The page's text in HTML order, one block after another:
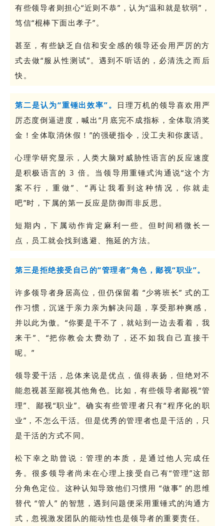
有些领导者则担心“近则不恭”，认为“温和就是软弱”，
笃信“棍棒下面出孝子”。
甚至，有些缺乏自信和安全感的领导还会用严厉的方
式去做“服从性测试”。遇到不听话的，必清洗之而后
快。
第二是认为“重锤出效率”。 日理万机的领导喜欢用严
厉态度倒逼进度，喊出“月底完不成指标，全体取消奖
金！全体取消休假！”的强硬指令，没工夫和你废话。
心理学研究显示，人类大脑对威胁性语言的反应速度
是积极语言的 3 倍。当领导用重锤式沟通说“这个方
案不行，重做”、“再让我看到这种情况，你就走
吧”时，下属的第一反应是防御而非反思。
短期内，下属动作肯定麻利一些。但时间稍微长一
点，员工就会找到逃避、拖延的方法。
第三是拒绝接受自己的“管理者”角色，鄙视“职业”。
许多领导者身居高位，但仍保留着 “少将班长” 式的工
作习惯，沉迷于亲力亲为解决问题，享受那种爽感，
并以此为傲。“你要是干不了，就站到一边去看着，我
来干”、“把你教会太费劲了，还不如我自己直接干
呢。”
领导爱干活，总体来说是优点，值得表扬，但绝对不
能忽视甚至鄙视其他角色。比如，有些领导者鄙视“管
理”、鄙视“职业”。确实有些管理者只有“程序化的职
业”，不怎么干活。但是优秀的管理者也是干活的，只
是干活的方式不同。
松下幸之助曾说：管理的本质，是通过他人完成任
务。很多领导者尚未在心理上接受自己有“管理”这部
分角色定位。这种认知导致他们习惯用 “做事” 的思维
替代 “管人” 的智慧，遇到问题便采用重锤式的沟通方
式，忽视激发团队的能动性也是领导者的重要责任。